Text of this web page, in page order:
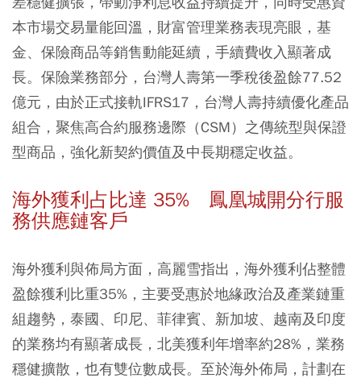
本市場交易量能回溫，財富管理業務表現亮眼，基
金、保險商品等銷售動能延續，手續費收入顯著成
長。保險業務部分，台灣人壽第一季稅後盈餘77.52
億元，由於正式接軌IFRS17，台灣人壽持續優化產品
組合，聚焦高合約服務邊際（CSM）之傳統型與保證
型商品，強化新契約價值及中長期穩定收益。
海外獲利占比達 35% 鳳凰城開分行服
務供應鏈客戶
海外獲利與佈局方面，高麗雪指出，海外獲利佔整體
盈餘獲利比重35%，主要受惠於地緣政治及產業鏈重
組趨勢，泰國、印尼、菲律賓、新加坡、越南及印度
的業務均有顯著成長，北美獲利年增率約28%，業務
穩健擴散，也有雙位數成長。至於海外佈局，計劃在